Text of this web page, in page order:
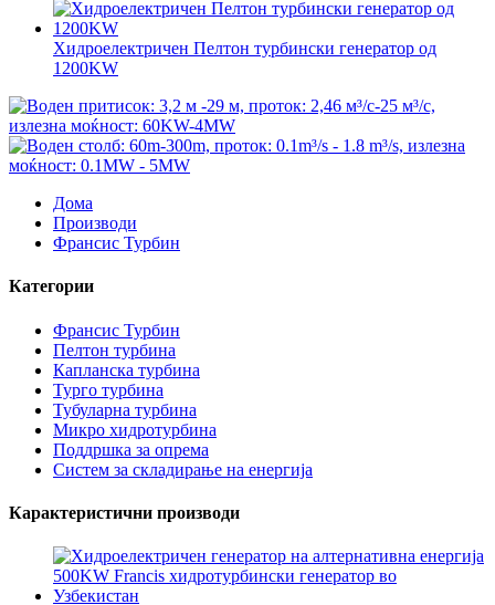
Хидроелектричен Пелтон турбински генератор од
1200KW
Дома
Производи
Франсис Турбин
Категории
Франсис Турбин
Пелтон турбина
Капланска турбина
Турго турбина
Тубуларна турбина
Микро хидротурбина
Поддршка за опрема
Систем за складирање на енергија
Карактеристични производи